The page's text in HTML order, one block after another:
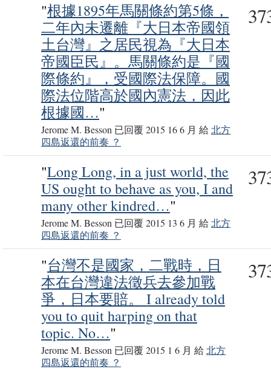
"根據1895年馬關條約第5條，
二年內未遷離『大日本帝國領
土台灣』之居民視為『大日本
帝國臣民』。馬關條約是『國
際條約』，受國際法保障。國
際法位階高於國內憲法，因此
根據國…"
Jerome M. Besson 已回覆 2015 16 6 月 給北方
四島返還的前奏 ？
"Long Long, in a just world, the
US ought to behave as you, I and
many other kindred…"
Jerome M. Besson 已回覆 2015 13 6 月 給北方
四島返還的前奏 ？
"台灣不是國家，二戰時，日
本在台灣違法徵兵去參加戰
爭，日本要賠。 I already told
you to quit harping on that
topic. No…"
Jerome M. Besson 已回覆 2015 1 6 月 給北方
四島返還的前奏 ？